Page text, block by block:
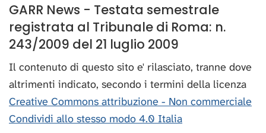
GARR News - Testata semestrale
registrata al Tribunale di Roma: n.
243/2009 del 21 luglio 2009
Il contenuto di questo sito e' rilasciato, tranne dove
altrimenti indicato, secondo i termini della licenza
Creative Commons attribuzione - Non commerciale
Condividi allo stesso modo 4.0 Italia